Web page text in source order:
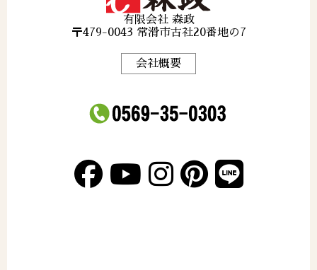
有限会社 森政
〒479-0043 常滑市古社20番地の7
会社概要